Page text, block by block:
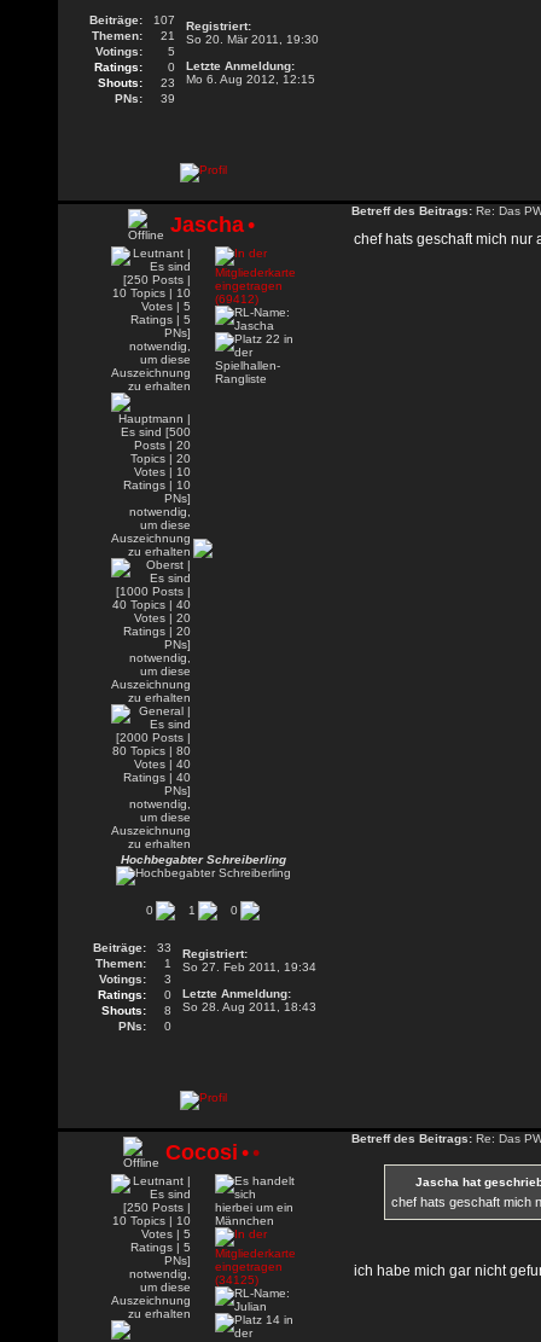
Beiträge:
107
Themen:
21
Votings:
5
Ratings:
0
Shouts:
23
PNs:
39
Registriert:
So 20. Mär 2011, 19:30
Letzte Anmeldung:
Mo 6. Aug 2012, 12:15
Jascha•
Hochbegabter Schreiberling
0 1 0
Beiträge:
33
Themen:
1
Votings:
3
Ratings:
0
Shouts:
8
PNs:
0
Registriert:
So 27. Feb 2011, 19:34
Letzte Anmeldung:
So 28. Aug 2011, 18:43
Betreff des Beitrags: Re: Das
chef hats geschaft mich nur
Cocosi ••
Betreff des Beitrags: Re: Das
Jascha hat
chef hats geschaft mich
ich habe mich gar nicht